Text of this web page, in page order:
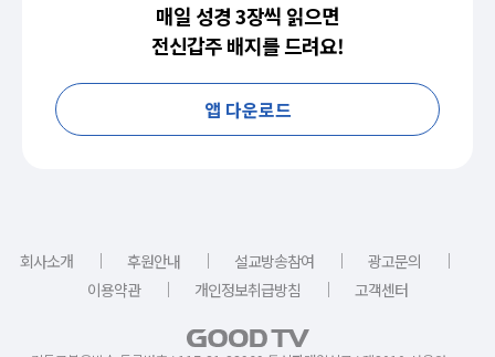
매일 성경 3장씩 읽으면
전신갑주 배지를 드려요!
앱 다운로드
회사소개 ｜ 후원안내 ｜ 설교방송참여 ｜ 광고문의
｜
이용약관
｜ 개인정보취급방침 ｜ 고객센터